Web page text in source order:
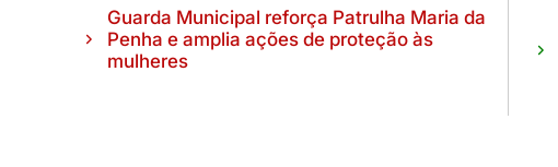
Guarda Municipal reforça Patrulha Maria da
Penha e amplia ações de proteção às
mulheres